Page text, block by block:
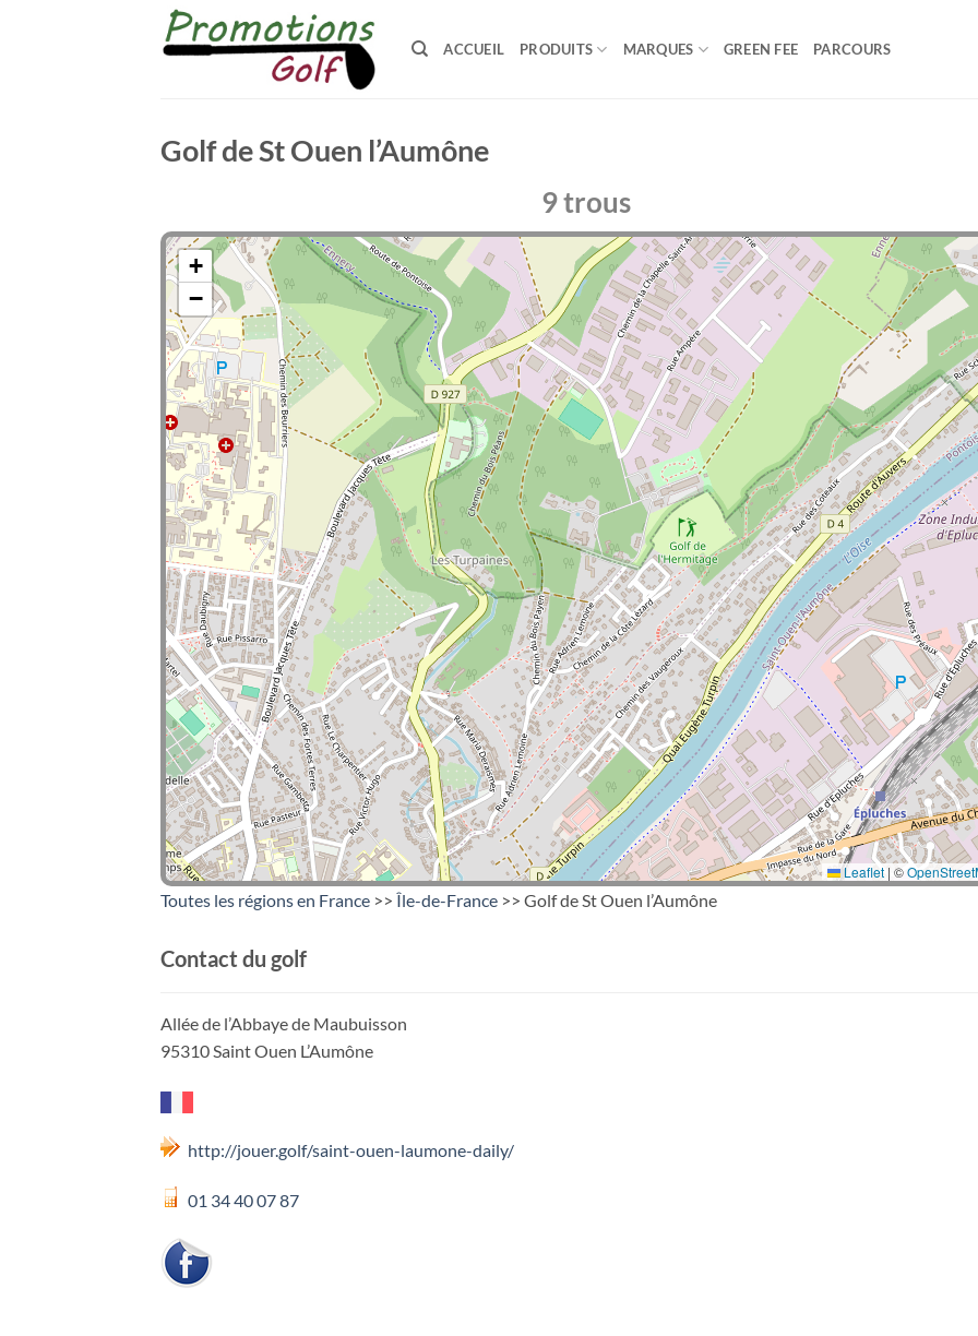
ACCUEIL PRODUITS MARQUES GREEN FEE PARCOURS
Golf de St Ouen l’Aumône
9 trous
+
−
Leaflet | ©
Toutes les régions en France >> Île-de-France >> Golf de St Ouen l’Aumône
Contact du golf
Allée de l’Abbaye de Maubuisson
95310 Saint Ouen L’Aumône
http://jouer.golf/saint-ouen-laumone-daily/
01 34 40 07 87